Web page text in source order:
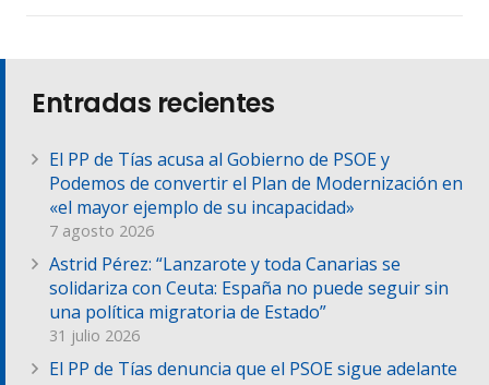
Entradas recientes
El PP de Tías acusa al Gobierno de PSOE y
Podemos de convertir el Plan de Modernización en
«el mayor ejemplo de su incapacidad»
7 agosto 2026
Astrid Pérez: “Lanzarote y toda Canarias se
solidariza con Ceuta: España no puede seguir sin
una política migratoria de Estado”
31 julio 2026
El PP de Tías denuncia que el PSOE sigue adelante